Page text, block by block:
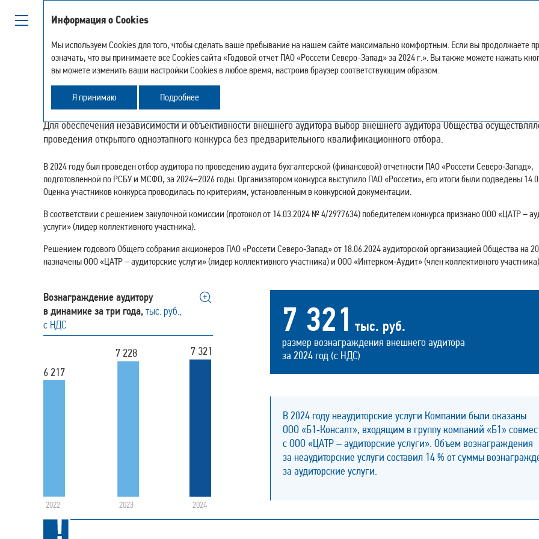
ВНЕШНИЙ АУДИТ
Для обеспечения независимости и объективности внешнего аудитора выбор внешнего аудитора Общества
проведения открытого одноэтапного конкурса без предварительного квалификационного отбора.
В 2024 году был проведен отбор аудитора по проведению аудита бухгалтерской (финансовой) отчетности ПАО «Россети Северо‑Запад»,
подготовленной по РСБУ и МСФО, за 2024–2026 годы. Организатором конкурса выступило ПАО «Россети», его итоги были подведены
Оценка участников конкурса проводилась по критериям, установленным в конкурсной документации.
В соответствии с решением закупочной комиссии (протокол от 14.03.2024 № 4/2977634) победителем конкурса признано ООО «ЦАТР –
услуги» (лидер коллективного участника).
Решением годового Общего собрания акционеров ПАО «Россети Северо‑Запад» от 18.06.2024 аудиторской организацией Общества на
назначены ООО «ЦАТР – аудиторские услуги» (лидер коллективного участника) и ООО «Интерком‑Аудит» (член коллективного
Вознаграждение аудитору
в динамике за три года,тыс. руб.,
с НДС
2022 2024
6 217
7 228 7 321
2023
7 321 тыс. руб.
размер вознаграждения внешнего аудитора
за 2024 год (с НДС)
В 2024 году неаудиторские услуги Компании были оказаны
ООО «Б1‑Консалт», входящим в группу компаний «Б1»
с ООО «ЦАТР – аудиторские услуги». Объем вознаграждения
за неаудиторские услуги составил 14 % от суммы
за аудиторские услуги.
Информация о Cookies
Мы используем Cookies для того, чтобы сделать ваше пребывание на нашем сайте максимально комфортным. Если вы продолжаете
означать, что вы принимаете все Cookies сайта «Годовой отчет ПАО «Россети Северо-Запад» за 2024 г.». Вы также можете нажать
вы можете изменить ваши настройки Cookies в любое время, настроив браузер соответствующим образом.
Я принимаю Подробнее